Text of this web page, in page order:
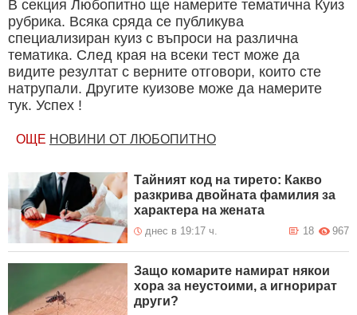
В секция Любопитно ще намерите тематична Куиз
рубрика. Всяка сряда се публикува
специализиран куиз с въпроси на различна
тематика. След края на всеки тест може да
видите резултат с верните отговори, които сте
натрупали. Другите куизове може да намерите
тук. Успех !
ОЩЕ НОВИНИ ОТ ЛЮБОПИТНО
Тайният код на тирето: Какво
разкрива двойната фамилия за
характера на жената
днес в 19:17 ч. 967
18
Защо комарите намират някои
хора за неустоими, а игнорират
други?